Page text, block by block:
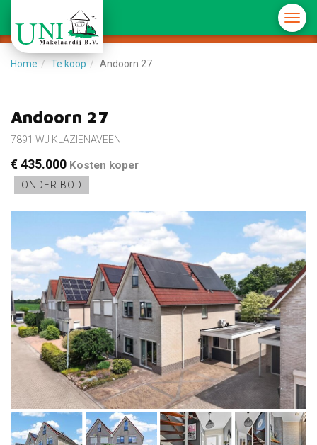
Menu
in-/
Home Te koop Andoorn 27
Andoorn 27
7891 WJ KLAZIENAVEEN
€ 435.000 Kosten koper
ONDER BOD